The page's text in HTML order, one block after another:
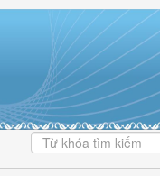
tỷ lệ người dân tham gia bảo